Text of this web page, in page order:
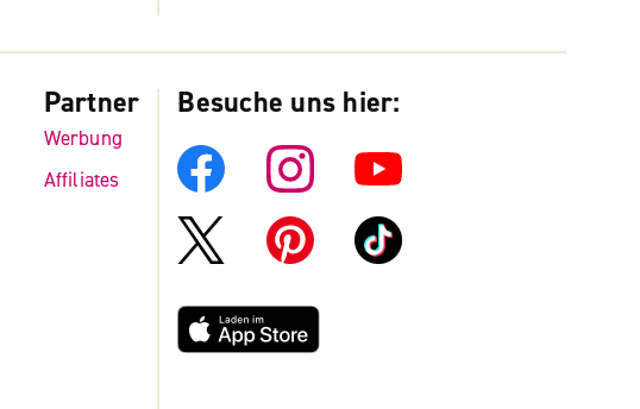
Partner
Werbung
Affiliates
Besuche uns hier: